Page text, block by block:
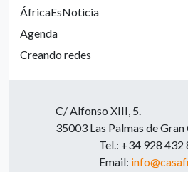
ÁfricaEsNoticia
Agenda
Creando redes
C/ Alfonso XIII, 5.
35003 Las Palmas de Gran
Tel.: +34 928 432
Email: